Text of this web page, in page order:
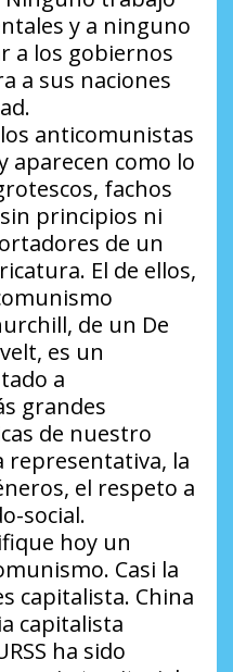
y a ninguno
a los gobiernos
a sus naciones
anticomunistas
aparecen como lo
fachos
principios ni
de un
El de ellos,
de un De
es un
a
grandes
de nuestro
representativa, la
el respeto a
social.
hoy un
Casi la
capitalista. China
capitalista
ha sido